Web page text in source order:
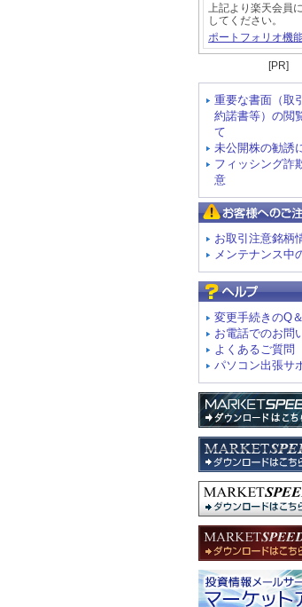
上記より楽天会員
してください。
ポートフォリオ機
[PR]
重要な書面（取
約諾書等）の閲
て
未公開株の勧誘
フィッシング詐
意
お取引注意銘柄
メンテナンス中
変更手続きのQ
お電話でのお問
よくあるご質問
パソコン出張サ